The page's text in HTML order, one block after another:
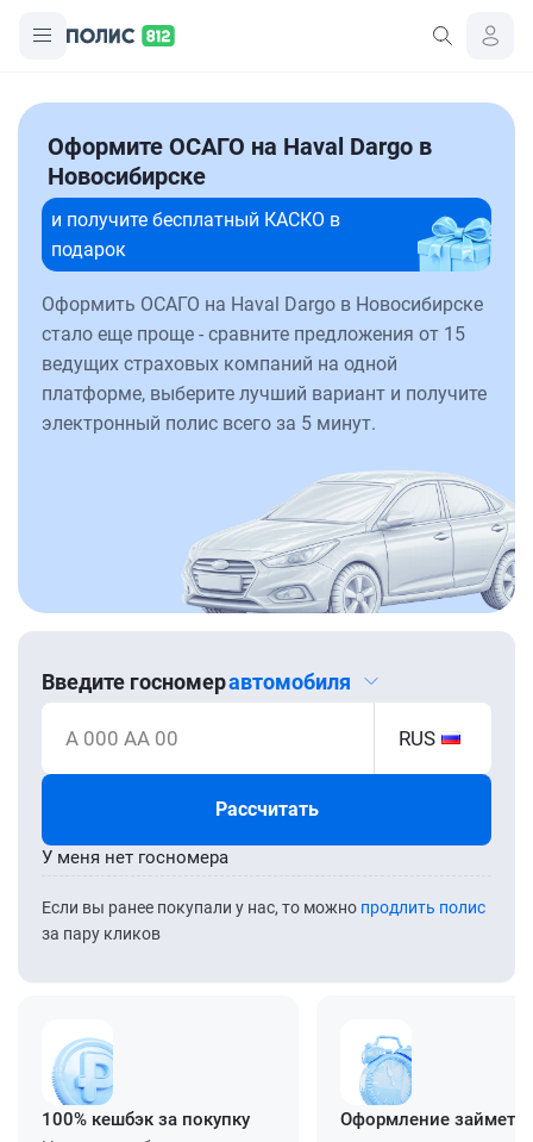
Оформите ОСАГО на Haval Dargo в
Новосибирске
и получите бесплатный КАСКО в
подарок
Оформить ОСАГО на Haval Dargo в Новосибирске
стало еще проще - сравните предложения от 15
ведущих страховых компаний на одной
платформе, выберите лучший вариант и получите
электронный полис всего за 5 минут.
Введите госномеравтомобиля
А 000 АА 00 RUS
Рассчитать
Если вы ранее покупали у нас, то можно продлить полис
за пару кликов
У меня нет госномера
100% кешбэк за покупку
Оформление займет